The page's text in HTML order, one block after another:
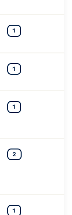
1
1
1
2
1